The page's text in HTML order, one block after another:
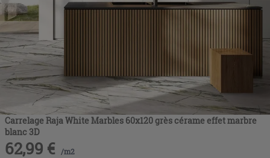
Carrelage Raja White Marbles 60x120 grès cérame effet marbre
blanc 3D
62,99 € /m2